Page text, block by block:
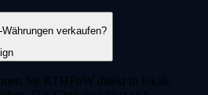
verkaufen?
Sie ETHPoW direkt in lokale